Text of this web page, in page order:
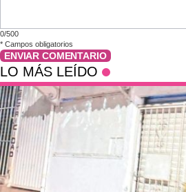
0/500
* Campos obligatorios
ENVIAR COMENTARIO
LO MÁS LEÍDO